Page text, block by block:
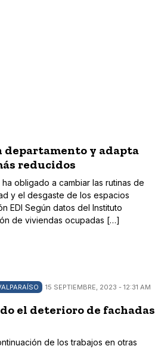
departamento y adapta
reducidos
obligado a cambiar las rutinas de
y el desgaste de los espacios
EDI Según datos del Instituto
de viviendas ocupadas […]
15 SEPTIEMBRE, 2023 - 12:31 AM
el deterioro de fachadas
de los trabajos en otras